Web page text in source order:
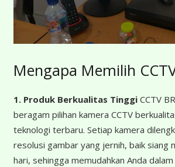
Mengapa Memilih
1. Produk Berkualitas TinggiCCTV
beragam pilihan kamera CCTV
teknologi terbaru. Setiap kamera
resolusi gambar yang jernih, baik siang
hari, sehingga memudahkan Anda